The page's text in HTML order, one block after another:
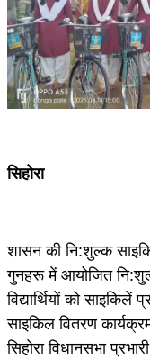
सिहोरा
शासन की नि:शुल्क
गुनहरू में आयोजित
विद्यार्थियों को
साइकिल वितरण
सिहोरा विधानसभा